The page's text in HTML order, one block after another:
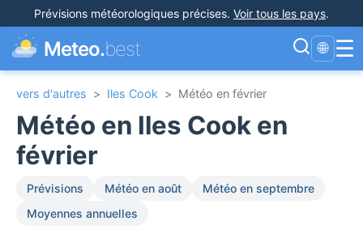
Prévisions météorologiques précises. Voir tous les pays.
Meteo.best 🌐 ☰
vers d'autres > Iles Cook > Météo en février
Météo en Iles Cook en
février
Prévisions Météo en août
Météo en septembre
Moyennes annuelles